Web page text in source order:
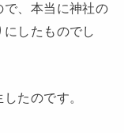
、本当に神社の
したものでし
たのです。